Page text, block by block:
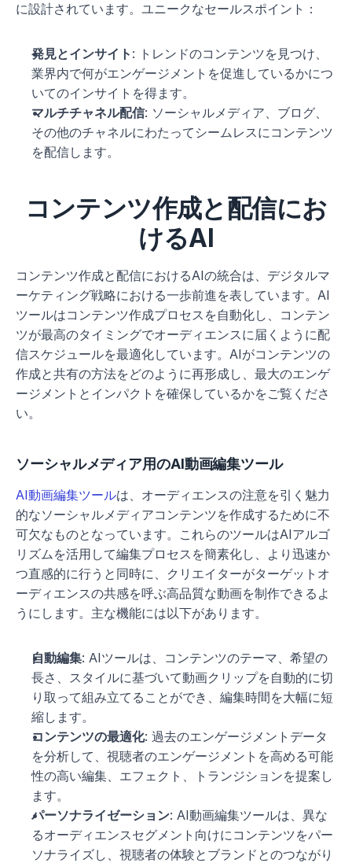
に設計されています。ユニークなセールスポイント：
発見とインサイト : トレンドのコンテンツを見つけ、
業界内で何がエンゲージメントを促進しているかにつ
いてのインサイトを得ます。
マルチチャネル配信: ソーシャルメディア、ブログ、
その他のチャネルにわたってシームレスにコンテンツ
を配信します。
コンテンツ作成と配信にお
けるAI
コンテンツ作成と配信におけるAIの統合は、デジタルマ
ーケティング戦略における一歩前進を表しています。AI
ツールはコンテンツ作成プロセスを自動化し、コンテン
ツが最高のタイミングでオーディエンスに届くように配
信スケジュールを最適化しています。AIがコンテンツの
作成と共有の方法をどのように再形成し、最大のエンゲ
ージメントとインパクトを確保しているかをご覧くださ
い。
ソーシャルメディア用のAI動画編集ツール
AI動画編集ツールは、オーディエンスの注意を引く魅力
的なソーシャルメディアコンテンツを作成するために不
可欠なものとなっています。これらのツールはAIアルゴ
リズムを活用して編集プロセスを簡素化し、より迅速か
つ直感的に行うと同時に、クリエイターがターゲットオ
ーディエンスの共感を呼ぶ高品質な動画を制作できるよ
うにします。主な機能には以下があります。
自動編集: AIツールは、コンテンツのテーマ、希望の
長さ、スタイルに基づいて動画クリップを自動的に切
り取って組み立てることができ、編集時間を大幅に短
縮します。
コンテンツの最適化: 過去のエンゲージメントデータ
を分析して、視聴者のエンゲージメントを高める可能
性の高い編集、エフェクト、トランジションを提案し
ます。
パーソナライゼーション: AI動画編集ツールは、異な
るオーディエンスセグメント向けにコンテンツをパー
ソナライズし、視聴者の体験とブランドとのつながり